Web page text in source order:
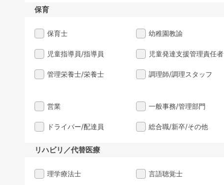
保育
保育士 幼稚園教諭
児童指導員/指導員 児童発達支援管理責任者
管理栄養士/栄養士 調理師/調理スタッフ
営業 一般事務/管理部門
ドライバー/配達員 総合職/新卒/その他
リハビリ／代替医療
理学療法士 言語聴覚士